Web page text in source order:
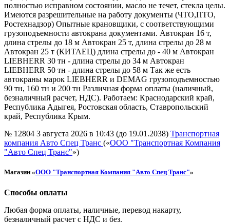
полностью исправном состоянии, масло не течет, стекла целы.
Имеются разрешительные на работу документы (ЧТО,ПТО,
Ростехнадзор) Опытные крановщики, с соответствующими
грузоподъемности автокрана документами. Автокран 16 т,
длина стрелы до 18 м Автокран 25 т, длина стрелы до 28 м
Автокран 25 т (КИТАЕЦ) длина стрелы до - 40 м Автокран
LIEBHERR 30 тн - длина стрелы до 34 м Автокран
LIEBHERR 50 тн - длина стрелы до 58 м Так же есть
автокраны марок LIEBHERR и DEMAG грузоподъемностью
90 тн, 160 тн и 200 тн Различная форма оплаты (наличный,
безналичный расчет, НДС). Работаем: Краснодарский край,
Республика Адыгея, Ростовская область, Ставропольский
край, Республика Крым.
№ 12804 3 августа 2026 в 10:43 (до 19.01.2038) Транспортная
компания Авто Спец Транс («ООО "Транспортная Компания
"Авто Спец Транс"»)
Магазин «ООО "Транспортная Компания "Авто Спец Транс"»
Способы оплаты
Любая форма оплаты, наличные, перевод накарту,
безналичный расчет с НДС и без.